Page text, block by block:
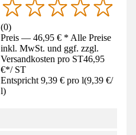
(0)
Preis — 46,95 € * Alle Preise
inkl. MwSt. und ggf. zzgl.
Versandkosten pro ST46,95
€*/ ST
Entspricht 9,39 € pro l(9,39 €/
l)